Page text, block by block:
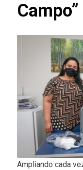
Campo”
Ampliando cada